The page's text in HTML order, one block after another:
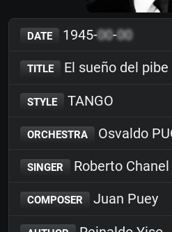
DATE 1945-00-00
TITLE El sueño del pibe
STYLE TANGO
ORCHESTRA Osvaldo
SINGER Roberto Chanel
COMPOSER Juan Puey